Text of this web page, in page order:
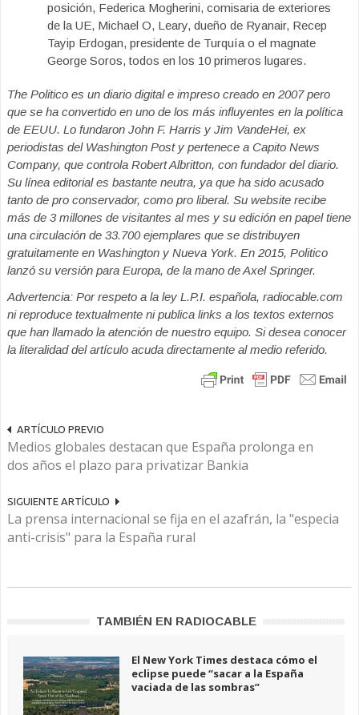
posición, Federica Mogherini, comisaria de exteriores
de la UE, Michael O, Leary, dueño de Ryanair, Recep
Tayip Erdogan, presidente de Turquía o el magnate
George Soros, todos en los 10 primeros lugares.
The Politico es un diario digital e impreso creado en 2007 pero
que se ha convertido en uno de los más influyentes en la política
de EEUU. Lo fundaron John F. Harris y Jim VandeHei, ex
periodistas del Washington Post y pertenece a Capito News
Company, que controla Robert Albritton, con fundador del diario.
Su línea editorial es bastante neutra, ya que ha sido acusado
tanto de pro conservador, como pro liberal. Su website recibe
más de 3 millones de visitantes al mes y su edición en papel tiene
una circulación de 33.700 ejemplares que se distribuyen
gratuitamente en Washington y Nueva York. En 2015, Politico
lanzó su versión para Europa, de la mano de Axel Springer.
Advertencia: Por respeto a la ley L.P.I. española, radiocable.com
ni reproduce textualmente ni publica links a los textos externos
que han llamado la atención de nuestro equipo. Si desea conocer
la literalidad del artículo acuda directamente al medio referido.
ARTÍCULO PREVIO
Medios globales destacan que España prolonga en
dos años el plazo para privatizar Bankia
SIGUIENTE ARTÍCULO
La prensa internacional se fija en el azafrán, la "especia
anti-crisis" para la España rural
TAMBIÉN EN RADIOCABLE
El New York Times destaca cómo el
eclipse puede “sacar a la España
vaciada de las sombras”